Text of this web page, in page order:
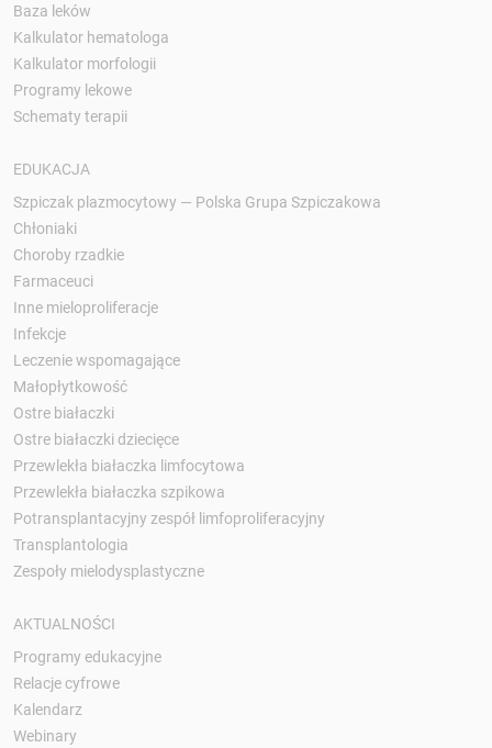
Baza leków
Kalkulator hematologa
Kalkulator morfologii
Programy lekowe
Schematy terapii
EDUKACJA
Szpiczak plazmocytowy — Polska Grupa Szpiczakowa
Chłoniaki
Choroby rzadkie
Farmaceuci
Inne mieloproliferacje
Infekcje
Leczenie wspomagające
Małopłytkowość
Ostre białaczki
Ostre białaczki dziecięce
Przewlekła białaczka limfocytowa
Przewlekła białaczka szpikowa
Potransplantacyjny zespół limfoproliferacyjny
Transplantologia
Zespoły mielodysplastyczne
AKTUALNOŚCI
Programy edukacyjne
Relacje cyfrowe
Kalendarz
Webinary